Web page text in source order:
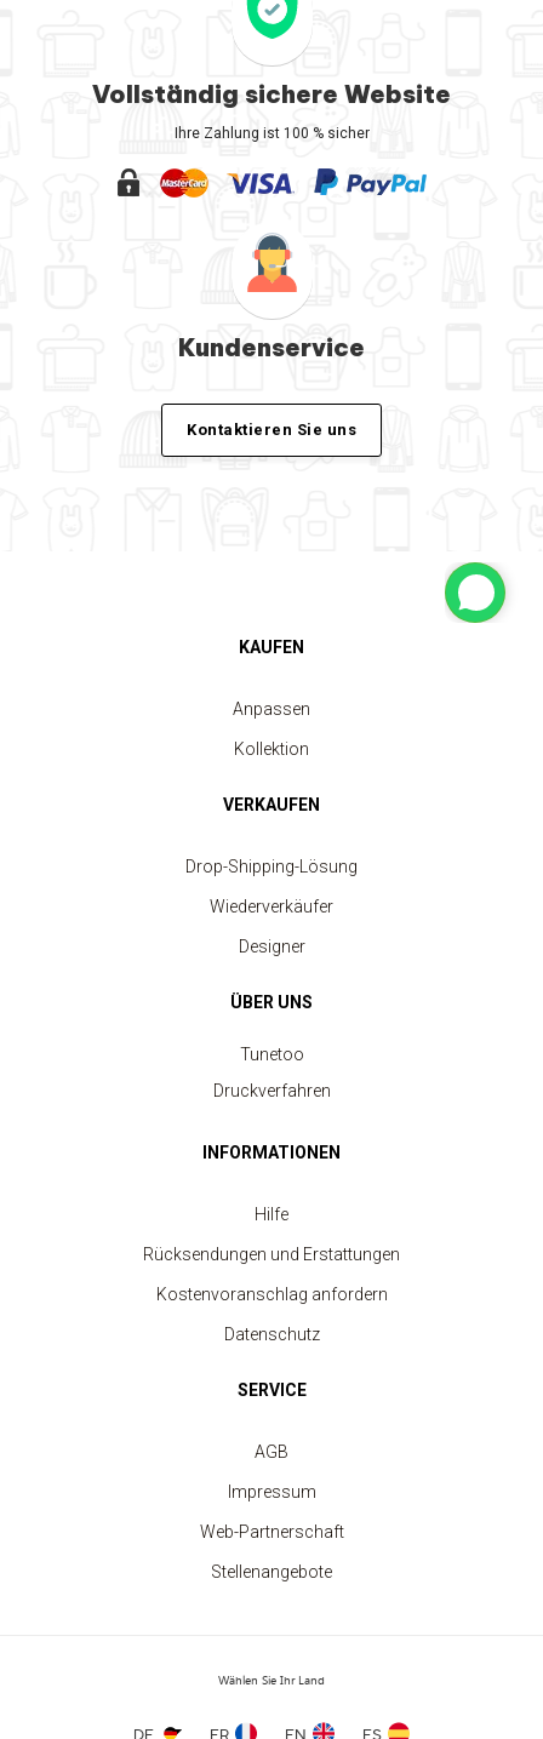
ab 7.40 €
Vollständig sichere Website
Ihre Zahlung ist 100 % sicher
Kundenservice
Kontaktieren Sie uns
KAUFEN
Anpassen
Kollektion
VERKAUFEN
Drop-Shipping-Lösung
Wiederverkäufer
Designer
ÜBER UNS
Tunetoo
Druckverfahren
INFORMATIONEN
Hilfe
Rücksendungen und Erstattungen
Kostenvoranschlag anfordern
Datenschutz
SERVICE
AGB
Impressum
Web-Partnerschaft
Stellenangebote
Wählen Sie Ihr Land